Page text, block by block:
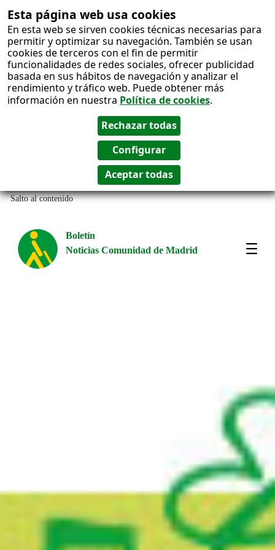
Esta página web usa cookies
En esta web se sirven cookies técnicas necesarias para
permitir y optimizar su navegación. También se usan
cookies de terceros con el fin de permitir
funcionalidades de redes sociales, ofrecer publicidad
basada en sus hábitos de navegación y analizar el
rendimiento y tráfico web. Puede obtener más
información en nuestra Política de cookies.
Salto al contenido
Boletín
Noticias Comunidad de Madrid